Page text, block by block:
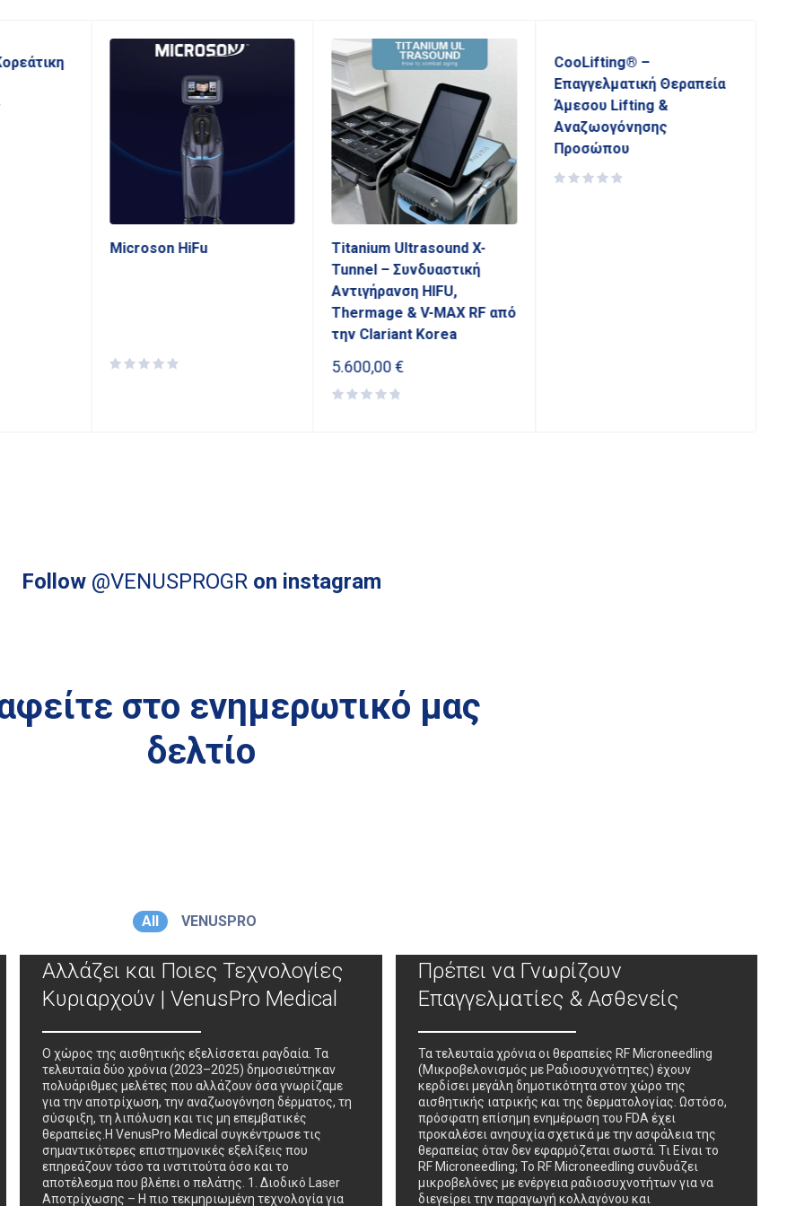
Microson HiFu
Titanium Ultrasound X-
Tunnel – Συνδυαστική
Αντιγήρανση HIFU,
Thermage & V-MAX RF από
την Clariant Korea
5.600,00€
CooLifting® –
Επαγγελματική Θεραπεία
Άμεσου Lifting &
Αναζωογόνησης
Προσώπου
Follow @VENUSPROGR on instagram
στο ενημερωτικό μας
δελτίο
All VENUSPRO
Οι Νέες Επιστημονικές Έρευνες
Αλλάζει και Ποιες Τεχνολογίες
Κυριαρχούν | VenusPro Medical
Ο χώρος της αισθητικής εξελίσσεται ραγδαία. Τα
τελευταία δύο χρόνια (2023–2025) δημοσιεύτηκαν
πολυάριθμες μελέτες που αλλάζουν όσα γνωρίζαμε
για την αποτρίχωση, την αναζωογόνηση δέρματος, τη
σύσφιξη, τη λιπόλυση και τις μη επεμβατικές
θεραπείες.Η VenusPro Medical συγκέντρωσε τις
σημαντικότερες επιστημονικές εξελίξεις που
επηρεάζουν τόσο τα ινστιτούτα όσο και το
αποτέλεσμα που βλέπει ο πελάτης. 1. Διοδικό Laser
Αποτρίχωσης – Η πιο τεκμηριωμένη τεχνολογία για
Πρέπει να Γνωρίζουν
Επαγγελματίες & Ασθενείς
Τα τελευταία χρόνια οι θεραπείες RF Microneedling
(Μικροβελονισμός με Ραδιοσυχνότητες) έχουν
κερδίσει μεγάλη δημοτικότητα στον χώρο της
αισθητικής ιατρικής και της δερματολογίας. Ωστόσο,
πρόσφατη επίσημη ενημέρωση του FDA έχει
προκαλέσει ανησυχία σχετικά με την ασφάλεια της
θεραπείας όταν δεν εφαρμόζεται σωστά. Τι Είναι το
RF Microneedling; Το RF Microneedling συνδυάζει
μικροβελόνες με ενέργεια ραδιοσυχνοτήτων για να
διεγείρει την παραγωγή κολλαγόνου και